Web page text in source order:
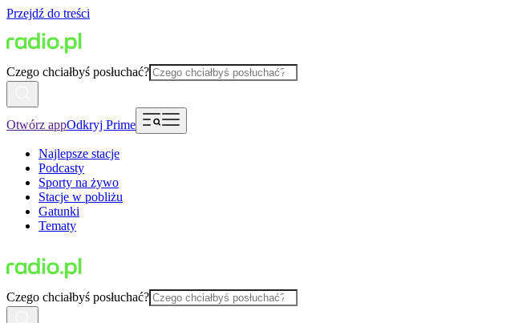
Przejdź do treści
Czego chciałbyś posłuchać?
Otwórz appOdkryj Prime
Najlepsze stacje
Podcasty
Sporty na żywo
Stacje w pobliżu
Gatunki
Tematy
Czego chciałbyś posłuchać?